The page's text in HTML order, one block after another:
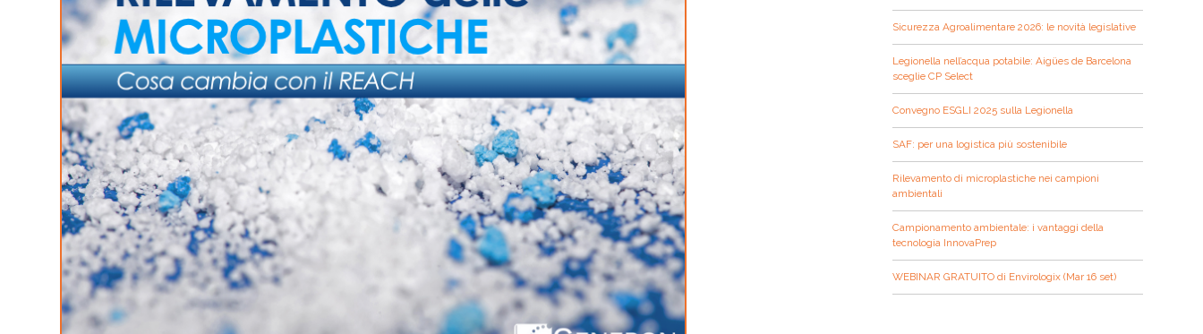
Sicurezza Agroalimentare 2026: le novità legislative
Legionella nell’acqua potabile: Aigües de Barcelona
sceglie CP Select
Convegno ESGLI 2025 sulla Legionella
SAF: per una logistica più sostenibile
Rilevamento di microplastiche nei campioni
ambientali
Campionamento ambientale: i vantaggi della
tecnologia InnovaPrep
WEBINAR GRATUITO di Envirologix (Mar 16 set)